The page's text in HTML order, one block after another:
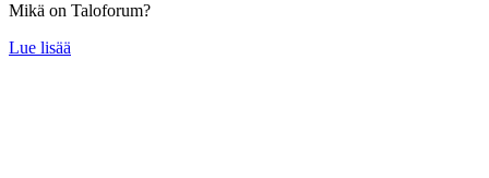
Mikä on Taloforum?
Lue lisää